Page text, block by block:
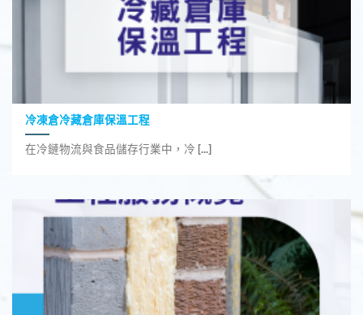
冷凍倉冷藏倉庫保溫工程
在冷鏈物流與食品儲存行業中，冷 [...]